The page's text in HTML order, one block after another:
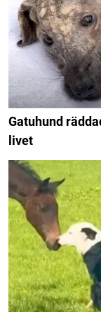
Gatuhund
livet